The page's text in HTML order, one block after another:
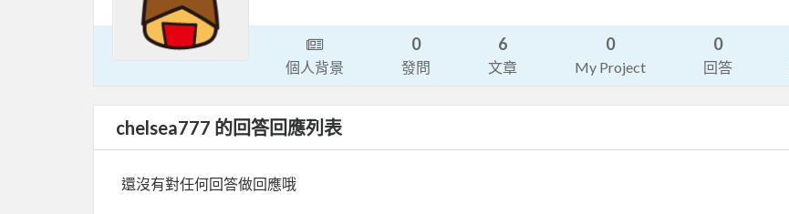
個人背景
0
發問
6
文章
0
My Project
0
回答
chelsea777 的回答回應列表
還沒有對任何回答做回應哦